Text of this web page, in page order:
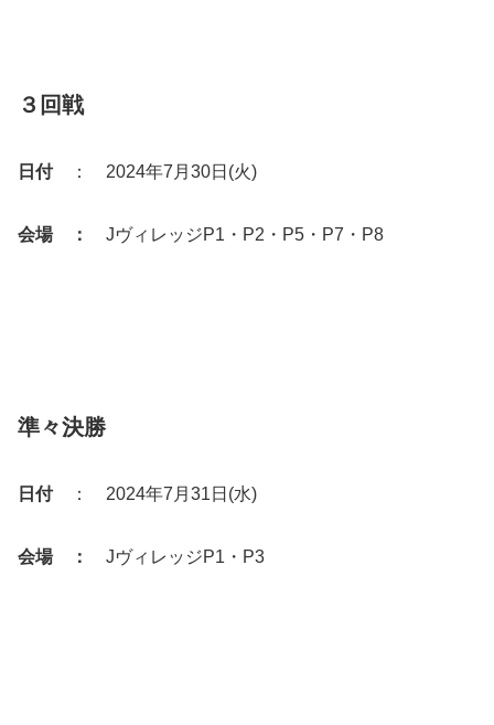
３回戦
日付： 2024年7月30日(火)
会場 ： JヴィレッジP1・P2・P5・P7・P8
準々決勝
日付： 2024年7月31日(水)
会場 ： JヴィレッジP1・P3